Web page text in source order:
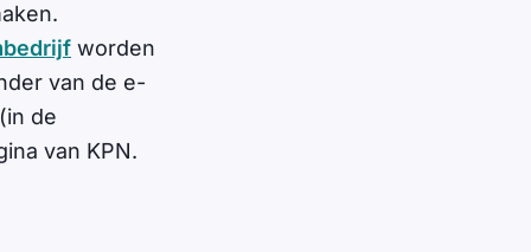
worden
van de e-
de
van KPN.